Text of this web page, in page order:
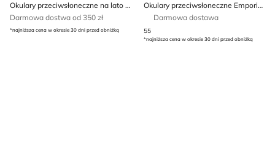
Okulary przeciwsłoneczne na lato Julbo
Darmowa dostwa od 350 zł
*najniższa cena w okresie 30 dni przed obniżką
Okulary przeciwsłoneczne Emporio Armani
Darmowa dostawa
55
*najniższa cena w okresie 30 dni przed obniżką